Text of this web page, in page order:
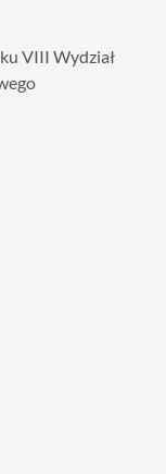
VIII Wydział